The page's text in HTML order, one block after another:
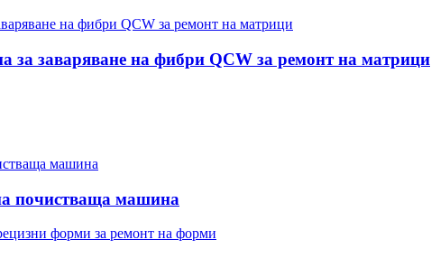
за заваряване на фибри QCW за ремонт на матрици
почистваща машина